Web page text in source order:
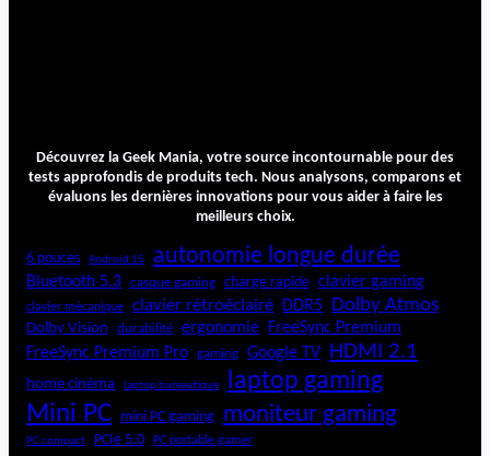
Découvrez la Geek Mania, votre source incontournable pour des
tests approfondis de produits tech. Nous analysons, comparons et
évaluons les dernières innovations pour vous aider à faire les
meilleurs choix.
6 pouces Android 15 autonomie longue durée
Bluetooth 5.3 casque gaming charge rapide clavier gaming
clavier mécanique clavier rétroéclairé DDR5 Dolby Atmos
Dolby Vision durabilité ergonomie
FreeSync Premium
FreeSync Premium Pro
gaming Google TV HDMI 2.1
home cinéma laptop bureautique laptop gaming
Mini PC mini PC gaming moniteur gaming
PC compact PCIe 5.0 PC portable gamer